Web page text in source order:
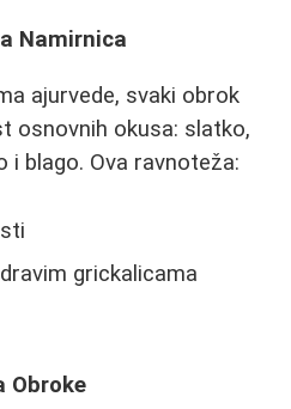
Namirnica
ajurvede, svaki obrok
osnovnih okusa: slatko,
i blago. Ova ravnoteža:
grickalicama
Obroke